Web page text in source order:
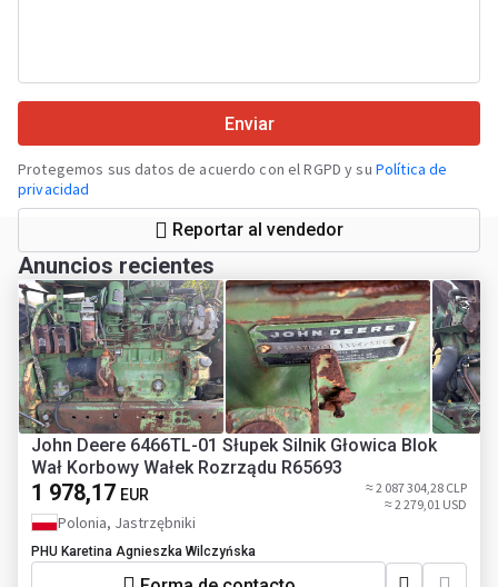
Enviar
Protegemos sus datos de acuerdo con el RGPD y su Política de
privacidad
Reportar al vendedor
Anuncios recientes
John Deere 6466TL-01 Słupek Silnik Głowica Blok
Wał Korbowy Wałek Rozrządu R65693
1 978,17 EUR
≈ 2 087 304,28 CLP
≈ 2 279,01 USD
Polonia, Jastrzębniki
PHU Karetina Agnieszka Wilczyńska